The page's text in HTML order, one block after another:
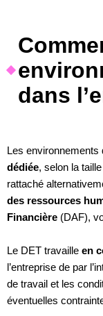
dans
Les environnements
dédiée, selon la
rattaché
des ressources
Financière (DAF),
Le DET travaille en
l’entreprise de par
de travail et les
éventuelles